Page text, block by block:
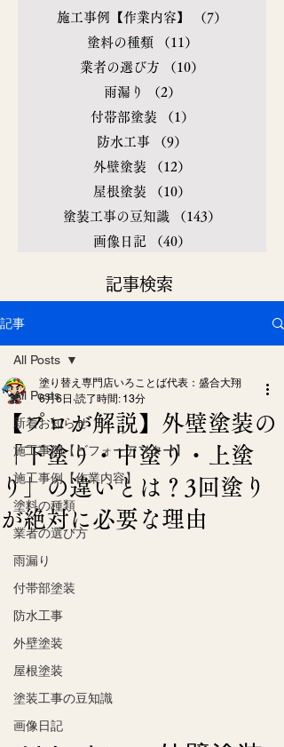
施工事例【作業内容】
（7）
塗料の種類
（11）
業者の選び方
（10）
雨漏り
（2）
付帯部塗装
（1）
防水工事
（9）
外壁塗装
（12）
屋根塗装
（10）
塗装工事の豆知識
（143）
画像日記
（40）
​記事検索
記事
All Posts
新着お知らせ
施工事例【ビフォーアフター】
施工事例【作業内容】
塗料の種類
業者の選び方
雨漏り
付帯部塗装
防水工事
外壁塗装
屋根塗装
塗装工事の豆知識
画像日記
All Posts
【プロが解説】外壁塗装の
「下塗り・中塗り・上塗
り」の違いとは？3回塗り
が絶対に必要な理由
塗り替え専門店いろことば代表：盛合大翔
6月6日 読了時間: 13分